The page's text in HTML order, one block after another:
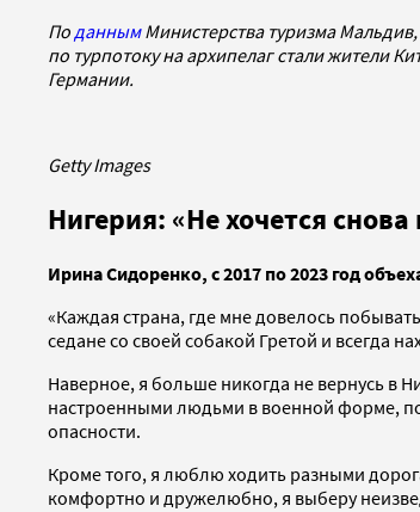
ПоданнымМинистерства туризма
по турпотоку на архипелаг стали жители
Германии.
Getty Images
Нигерия: «Не хочется
Ирина Сидоренко, с 2017 по 2023 год
«Каждая страна, где мне довелось
седане со своей собакой Гретой и всегда
Наверное, я больше никогда не вернусь в
настроенными людьми в военной форме,
опасности.
Кроме того, я люблю ходить разными
комфортно и дружелюбно, я выберу